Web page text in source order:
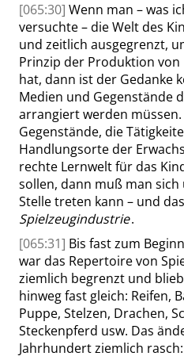
[065:30] Wenn man – was
versuchte – die Welt des
und zeitlich ausgegrenzt,
Prinzip der Produktion
hat, dann ist der Gedanke
Medien und Gegenstände
arrangiert werden
Gegenstände, die
Handlungsorte der
rechte Lernwelt für das
sollen, dann muß man
Stelle treten kann – und
Spielzeugindustrie.
[065:31] Bis fast zum
war das Repertoire von
ziemlich begrenzt und
hinweg fast gleich: Reifen,
Puppe, Stelzen, Drachen,
Steckenpferd usw. Das
Jahrhundert ziemlich